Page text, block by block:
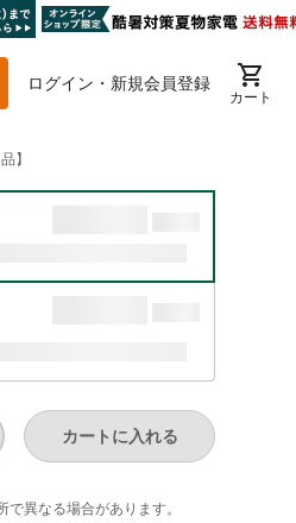
ログイン・新規会員登録
カート
】
カートに入れる
異なる​場合が​あります。